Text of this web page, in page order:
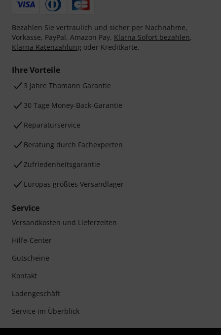
Bezahlen Sie vertraulich und sicher per Nachnahme,
Vorkasse, PayPal, Amazon Pay, Klarna Sofort bezahlen,
Klarna Ratenzahlung oder Kreditkarte.
Ihre Vorteile
3 Jahre Thomann Garantie
30 Tage Money-Back-Garantie
Reparaturservice
Beratung durch Fachexperten
Zufriedenheitsgarantie
Europas größtes Versandlager
Service
Versandkosten und Lieferzeiten
Hilfe-Center
Gutscheine
Kontakt
Ladengeschäft
Service im Überblick